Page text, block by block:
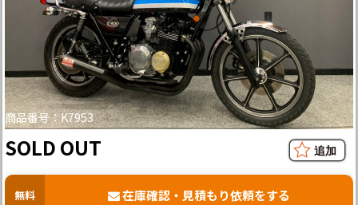
商品番号：K7953
SOLD OUT
無料 在庫確認・見積もり依頼をする